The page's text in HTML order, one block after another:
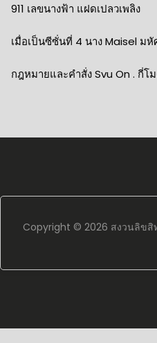
911 เลขนางฟ้า แฝดเปลวเพลิง
เมื่อเป็นซีซั่นที่ 4 นาง Maisel มหั
กฎหมายและคำสั่ง Svu On . กี่โ
Copyright © 2026 สงวนลิขสิ